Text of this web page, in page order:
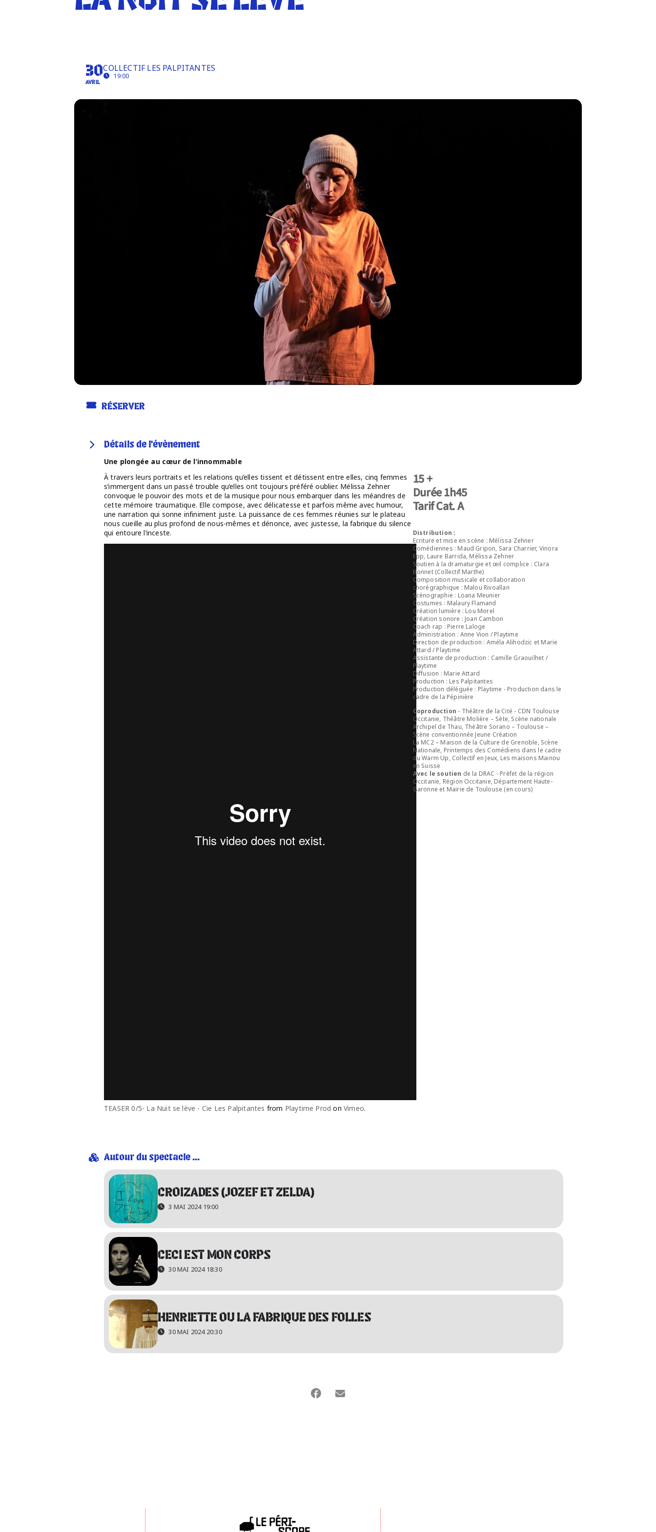
30
AVRIL
COLLECTIF LES PALPITANTES
19:00
RÉSERVER
Détails de l'évènement
Une plongée au cœur de l’innommable
À travers leurs portraits et les relations qu’elles tissent et détissent entre elles, cinq femmes
s’immergent dans un passé trouble qu’elles ont toujours préféré oublier. Mélissa Zehner
convoque le pouvoir des mots et de la musique pour nous embarquer dans les méandres de
cette mémoire traumatique. Elle compose, avec délicatesse et parfois même avec humour,
une narration qui sonne infiniment juste. La puissance de ces femmes réunies sur le plateau
nous cueille au plus profond de nous-mêmes et dénonce, avec justesse, la fabrique du silence
qui entoure l’inceste.
TEASER 0/5- La Nuit se lève - Cie Les Palpitantes from Playtime Prod onVimeo.
15 +
Durée 1h45
Tarif Cat. A
Distribution :
Ecriture et mise en scène : Mélissa Zehner
Comédiennes : Maud Gripon, Sara Charrier, Vinora
Epp, Laure Barrida, Mélissa Zehner
Soutien à la dramaturgie et œil complice : Clara
Bonnet (Collectif Marthe)
Composition musicale et collaboration
chorégraphique : Malou Rivoallan
Scénographie : Loana Meunier
Costumes : Malaury Flamand
Création lumière : Lou Morel
Création sonore : Joan Cambon
Coach rap : Pierre Laloge
Administration : Anne Vion / Playtime
Direction de production : Améla Alihodzic et Marie
Attard / Playtime
Assistante de production : Camille Graouilhet /
Playtime
Diffusion : Marie Attard
Production : Les Palpitantes
Production déléguée : Playtime - Production dans le
cadre de la Pépinière
Coproduction - Théâtre de la Cité - CDN Toulouse
Occitanie, Théâtre Molière – Sète, Scène nationale
Archipel de Thau, Théâtre Sorano – Toulouse –
Scène conventionnée Jeune Création
La MC2 – Maison de la Culture de Grenoble, Scène
Nationale, Printemps des Comédiens dans le cadre
du Warm Up, Collectif en Jeux, Les maisons Mainou
en Suisse
Avec le soutien de la DRAC - Préfet de la région
Occitanie, Région Occitanie, Département Haute-
Garonne et Mairie de Toulouse (en cours)
Autour du spectacle ...
CROIZADES (JOZEF ET ZELDA)
3 MAI 2024 19:00
CECI EST MON CORPS
30 MAI 2024 18:30
HENRIETTE OU LA FABRIQUE DES FOLLES
30 MAI 2024 20:30